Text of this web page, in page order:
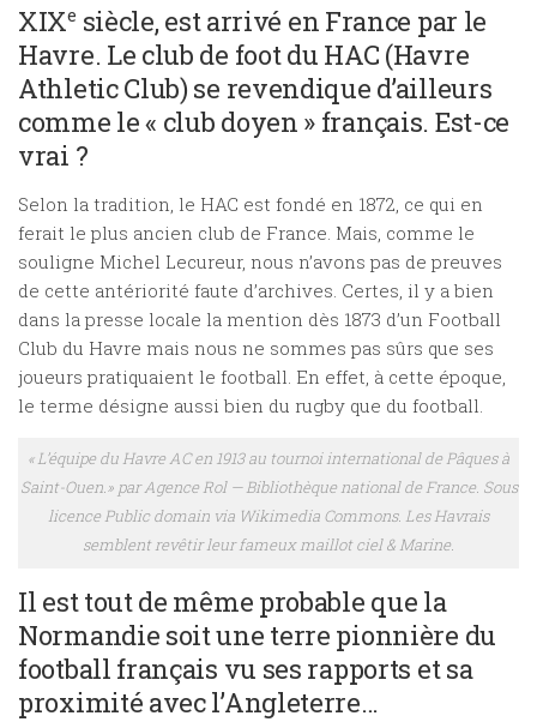
XIXe siècle, est arrivé en France par le
Havre. Le club de foot du HAC (Havre
Athletic Club) se revendique d’ailleurs
comme le « club doyen » français. Est-ce
vrai ?
Selon la tradition, le HAC est fondé en 1872, ce qui en
ferait le plus ancien club de France. Mais, comme le
souligne Michel Lecureur, nous n’avons pas de preuves
de cette antériorité faute d’archives. Certes, il y a bien
dans la presse locale la mention dès 1873 d’un Football
Club du Havre mais nous ne sommes pas sûrs que ses
joueurs pratiquaient le football. En effet, à cette époque,
le terme désigne aussi bien du rugby que du football.
« L’équipe du Havre AC en 1913 au tournoi international de Pâques à
Saint-Ouen.» par Agence Rol — Bibliothèque national de France. Sous
licence Public domain via Wikimedia Commons. Les Havrais
semblent revêtir leur fameux maillot ciel & Marine.
Il est tout de même probable que la
Normandie soit une terre pionnière du
football français vu ses rapports et sa
proximité avec l’Angleterre…